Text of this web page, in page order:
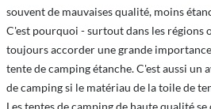
souvent de mauvaises qualité, moins
C'est pourquoi - surtout dans les régions
toujours accorder une grande
tente de camping étanche. C'est aussi un
de camping si le matériau de la toile de
Les tentes de camping de haute qualité